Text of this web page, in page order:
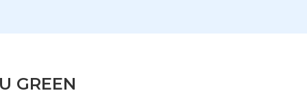
GREEN